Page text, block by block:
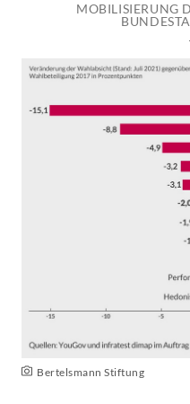
MOBILISIERUNG
Bertelsmann Stiftung